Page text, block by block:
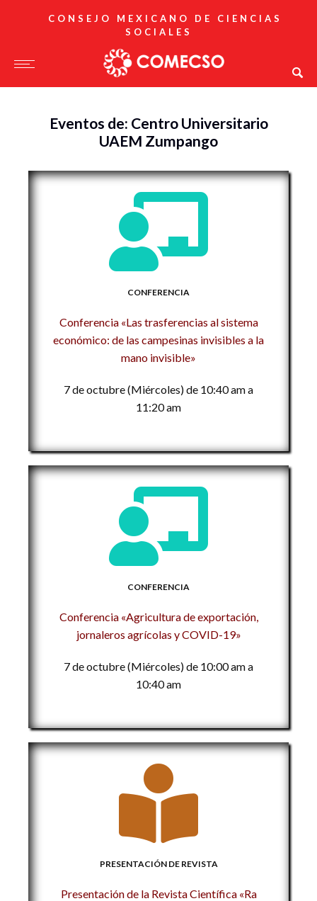
CONSEJO MEXICANO DE CIENCIAS
SOCIALES
Eventos de: Centro Universitario
UAEM Zumpango
CONFERENCIA
Conferencia «Las trasferencias al sistema
económico: de las campesinas invisibles a la
mano invisible»
7 de octubre (Miércoles) de 10:40 am a
11:20 am
CONFERENCIA
Conferencia «Agricultura de exportación,
jornaleros agrícolas y COVID-19»
7 de octubre (Miércoles) de 10:00 am a
10:40 am
PRESENTACIÓN DE REVISTA
Presentación de la Revista Científica «Ra